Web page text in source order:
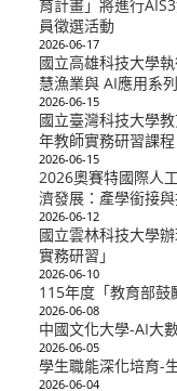
育計畫」將進行
員徵選活動
2026-06-17
國立高雄科技大學
慧漁業與 AI應用系列
2026-06-15
國立臺灣科技大學
年教師實務研習課程
2026-06-15
2026奧賽特國際人
濟發展：產學銜接
2026-06-12
國立雲林科技大學
實務研習」
2026-06-10
115年度「教育部鼓
2026-06-08
中國文化大學-AI大
2026-06-05
學生職能深化培育-
2026-06-04